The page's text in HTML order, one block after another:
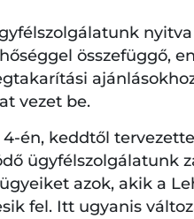
összefüggő,
vezet be.
én, keddtől
ügyfélszolgálatunk
azok, akik a
fel. Itt ugyanis